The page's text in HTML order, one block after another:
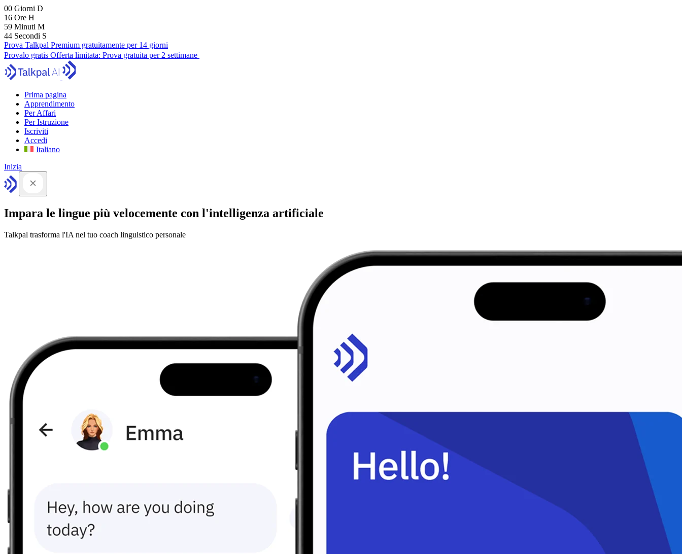
00 Giorni D
16 Ore H
59 Minuti M
43 Secondi S
Prova Talkpal Premium gratuitamente per 14 giorni
Provalo gratis Offerta limitata: Prova gratuita per 2 settimane
Prima pagina
Apprendimento
Per Affari
Per Istruzione
Iscriviti
Accedi
Italiano
Inizia
Impara le lingue più velocemente con l'intelligenza artificiale
Talkpal trasforma l'IA nel tuo coach linguistico personale